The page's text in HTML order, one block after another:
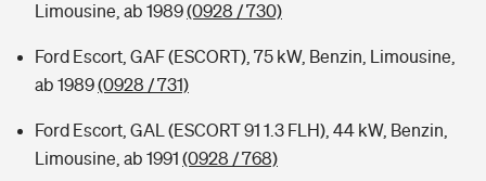
Limousine, ab 1989(0928 / 730)
Ford Escort, GAF (ESCORT), 75 kW, Benzin, Limousine,
ab 1989(0928 / 731)
Ford Escort, GAL (ESCORT 91 1.3 FLH), 44 kW, Benzin,
Limousine, ab 1991 (0928 / 768)